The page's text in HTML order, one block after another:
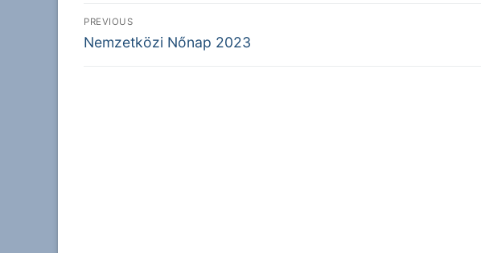
Bejegyzés
navigáció
PREVIOUS
Previous
Nemzetközi Nőnap 2023